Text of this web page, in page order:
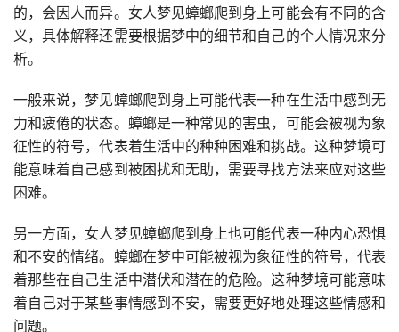
的，会因人而异。女人梦见蟑螂爬到身上可能会有不同的含
义，具体解释还需要根据梦中的细节和自己的个人情况来分
析。
一般来说，梦见蟑螂爬到身上可能代表一种在生活中感到无
力和疲倦的状态。蟑螂是一种常见的害虫，可能会被视为象
征性的符号，代表着生活中的种种困难和挑战。这种梦境可
能意味着自己感到被困扰和无助，需要寻找方法来应对这些
困难。
另一方面，女人梦见蟑螂爬到身上也可能代表一种内心恐惧
和不安的情绪。蟑螂在梦中可能被视为象征性的符号，代表
着那些在自己生活中潜伏和潜在的危险。这种梦境可能意味
着自己对于某些事情感到不安，需要更好地处理这些情感和
问题。